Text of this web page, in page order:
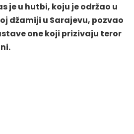
je u hutbi, koju je održao u
džamiji u Sarajevu, pozvao
one koji prizivaju teror